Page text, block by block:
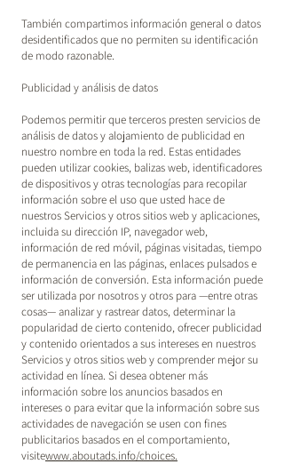
También compartimos información general o datos
desidentificados que no permiten su identificación
de modo razonable.
Publicidad y análisis de datos
Podemos permitir que terceros presten servicios de
análisis de datos y alojamiento de publicidad en
nuestro nombre en toda la red. Estas entidades
pueden utilizar cookies, balizas web, identificadores
de dispositivos y otras tecnologías para recopilar
información sobre el uso que usted hace de
nuestros Servicios y otros sitios web y aplicaciones,
incluida su dirección IP, navegador web,
información de red móvil, páginas visitadas, tiempo
de permanencia en las páginas, enlaces pulsados e
información de conversión. Esta información puede
ser utilizada por nosotros y otros para —entre otras
cosas— analizar y rastrear datos, determinar la
popularidad de cierto contenido, ofrecer publicidad
y contenido orientados a sus intereses en nuestros
Servicios y otros sitios web y comprender mejor su
actividad en línea. Si desea obtener más
información sobre los anuncios basados en
intereses o para evitar que la información sobre sus
actividades de navegación se usen con fines
publicitarios basados en el comportamiento,
visitewww.aboutads.info/choices.